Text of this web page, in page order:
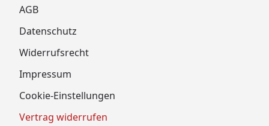
AGB
Datenschutz
Widerrufsrecht
Impressum
Cookie-Einstellungen
Vertrag widerrufen